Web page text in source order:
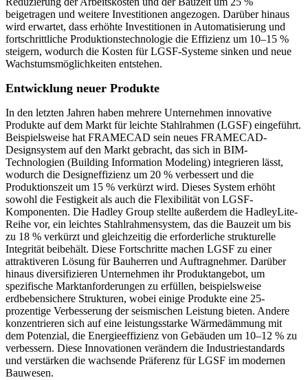
beigetragen und weitere Investitionen angezogen. Darüber hinaus
wird erwartet, dass erhöhte Investitionen in Automatisierung und
fortschrittliche Produktionstechnologie die Effizienz um 10–15 %
steigern, wodurch die Kosten für LGSF-Systeme sinken und neue
Wachstumsmöglichkeiten entstehen.
Entwicklung neuer Produkte
In den letzten Jahren haben mehrere Unternehmen innovative
Produkte auf dem Markt für leichte Stahlrahmen (LGSF) eingeführt.
Beispielsweise hat FRAMECAD sein neues FRAMECAD-
Designsystem auf den Markt gebracht, das sich in BIM-
Technologien (Building Information Modeling) integrieren lässt,
wodurch die Designeffizienz um 20 % verbessert und die
Produktionszeit um 15 % verkürzt wird. Dieses System erhöht
sowohl die Festigkeit als auch die Flexibilität von LGSF-
Komponenten. Die Hadley Group stellte außerdem die HadleyLite-
Reihe vor, ein leichtes Stahlrahmensystem, das die Bauzeit um bis
zu 18 % verkürzt und gleichzeitig die erforderliche strukturelle
Integrität beibehält. Diese Fortschritte machen LGSF zu einer
attraktiveren Lösung für Bauherren und Auftragnehmer. Darüber
hinaus diversifizieren Unternehmen ihr Produktangebot, um
spezifische Marktanforderungen zu erfüllen, beispielsweise
erdbebensichere Strukturen, wobei einige Produkte eine 25-
prozentige Verbesserung der seismischen Leistung bieten. Andere
konzentrieren sich auf eine leistungsstarke Wärmedämmung mit
dem Potenzial, die Energieeffizienz von Gebäuden um 10–12 % zu
verbessern. Diese Innovationen verändern die Industriestandards
und verstärken die wachsende Präferenz für LGSF im modernen
Bauwesen.